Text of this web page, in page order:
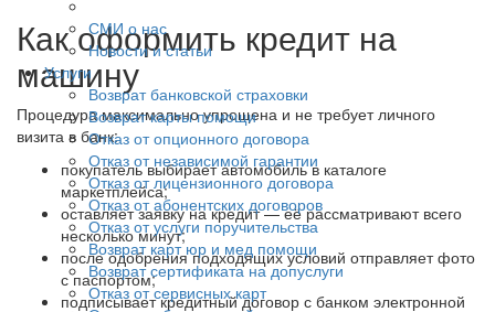
СМИ о нас
Новости и статьи
Услуги
Возврат банковской страховки
Возврат карты помощи
Отказ от опционного договора
Отказ от независимой гарантии
Отказ от лицензионного договора
Отказ от абонентских договоров
Отказ от услуги поручительства
Возврат карт юр и мед помощи
Возврат сертификата на допуслуги
Отказ от сервисных карт
Как оформить кредит на
машину
Процедура максимально упрощена и не требует личного
визита в банк:
покупатель выбирает автомобиль в каталоге
маркетплейса;
оставляет заявку на кредит — её рассматривают всего
несколько минут;
после одобрения подходящих условий отправляет фото
с паспортом;
подписывает кредитный договор с банком электронной